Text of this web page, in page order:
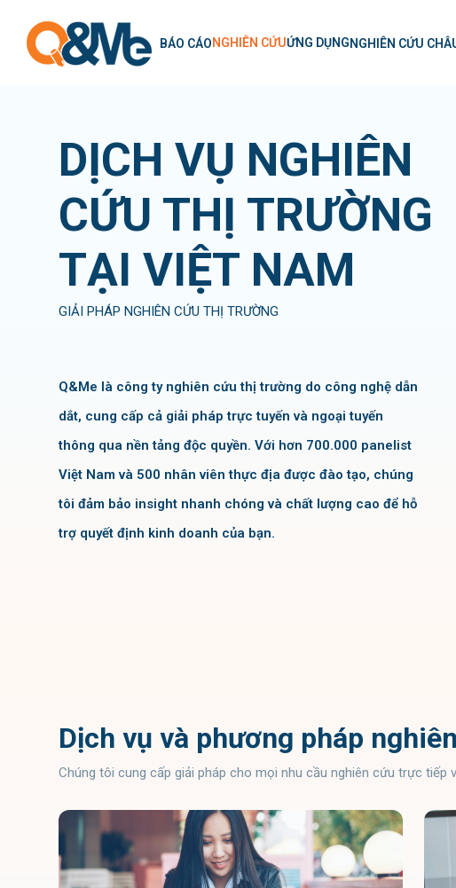
BÁO CÁONGHIÊN CỨUỨNG DỤNGNGHIÊN CỨU
DỊCH VỤ NGHIÊN
CỨU THỊ TRƯỜNG
TẠI VIỆT NAM
GIẢI PHÁP NGHIÊN CỨU THỊ TRƯỜNG
Q&Me là công ty nghiên cứu thị trường do công nghệ dẫn
dắt, cung cấp cả giải pháp trực tuyến và ngoại tuyến
thông qua nền tảng độc quyền. Với hơn 700.000 panelist
Việt Nam và 500 nhân viên thực địa được đào tạo, chúng
tôi đảm bảo insight nhanh chóng và chất lượng cao để hỗ
trợ quyết định kinh doanh của bạn.
Dịch vụ và phương pháp
Chúng tôi cung cấp giải pháp cho mọi nhu cầu nghiên cứu trực